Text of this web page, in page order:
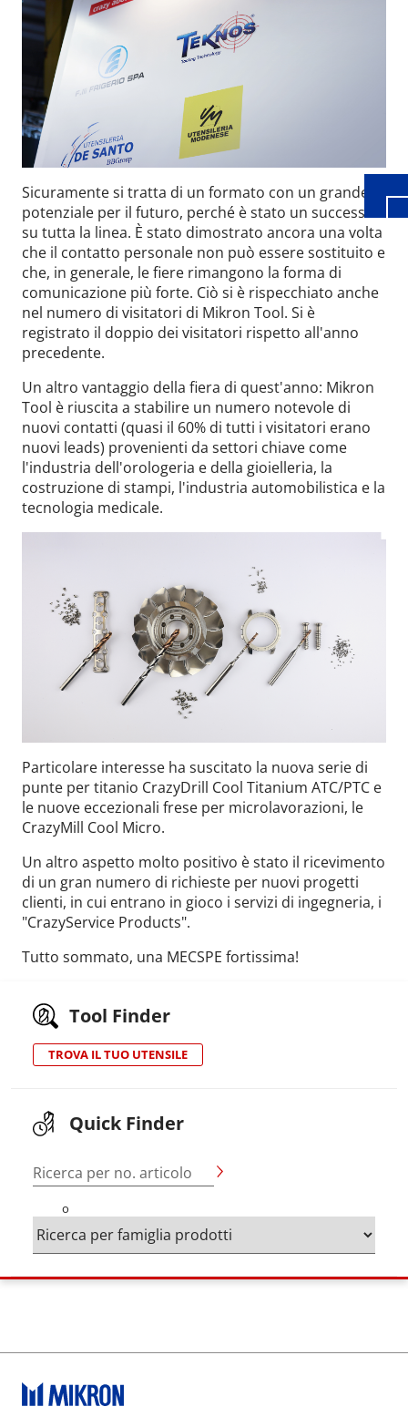
Sicuramente si tratta di un formato con un grande
potenziale per il futuro, perché è stato un successo
su tutta la linea. È stato dimostrato ancora una volta
che il contatto personale non può essere sostituito e
che, in generale, le fiere rimangono la forma di
comunicazione più forte. Ciò si è rispecchiato anche
nel numero di visitatori di Mikron Tool. Si è
registrato il doppio dei visitatori rispetto all'anno
precedente.
Un altro vantaggio della fiera di quest'anno: Mikron
Tool è riuscita a stabilire un numero notevole di
nuovi contatti (quasi il 60% di tutti i visitatori erano
nuovi leads) provenienti da settori chiave come
l'industria dell'orologeria e della gioielleria, la
costruzione di stampi, l'industria automobilistica e la
tecnologia medicale.
Particolare interesse ha suscitato la nuova serie di
punte per titanio CrazyDrill Cool Titanium ATC/PTC e
le nuove eccezionali frese per microlavorazioni, le
CrazyMill Cool Micro.
Un altro aspetto molto positivo è stato il ricevimento
di un gran numero di richieste per nuovi progetti
clienti, in cui entrano in gioco i servizi di ingegneria, i
"CrazyService Products".
Tutto sommato, una MECSPE fortissima!
Tool Finder
TROVA IL TUO UTENSILE
Quick Finder
Ricerca per no. articolo
o